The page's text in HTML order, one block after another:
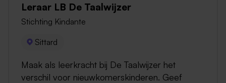
Leraar LB De Taalwijzer
Stichting Kindante
Sittard
Maak als leerkracht bij De Taalwijzer het
verschil voor nieuwkomerskinderen. Geef